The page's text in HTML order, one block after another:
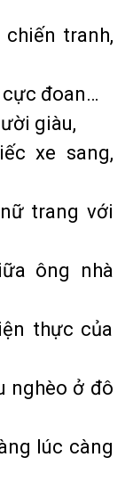
tranh,
cực đoan…
giàu,
xe sang,
trang với
ông nhà
thực của
nghèo ở đô
lúc càng